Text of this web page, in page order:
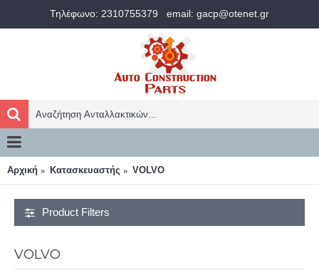
Τηλέφωνο: 2310755379 email: gacp@otenet.gr
Αρχική Κατασκευαστής VOLVO
Product Filters
VOLVO